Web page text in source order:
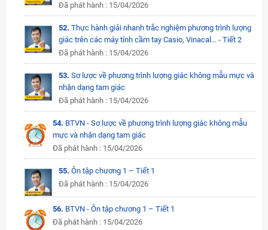
Đã phát hành : 15/04/2026
52. Thực hành giải nhanh trắc nghiệm phương trình lượng
giác trên các máy tính cầm tay Casio, Vinacal… - Tiết 2
Đã phát hành : 15/04/2026
53. Sơ lược về phương trình lượng giác không mẫu mực và
nhận dạng tam giác
Đã phát hành : 15/04/2026
54. BTVN - Sơ lược về phương trình lượng giác không mẫu
mực và nhận dạng tam giác
Đã phát hành : 15/04/2026
55. Ôn tập chương 1 – Tiết 1
Đã phát hành : 15/04/2026
56. BTVN - Ôn tập chương 1 – Tiết 1
Đã phát hành : 15/04/2026